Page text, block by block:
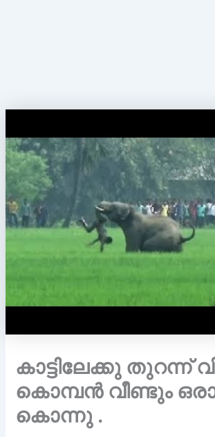
കാട്ടിലേക്കു തുറന്ന്
കൊമ്പൻ വീണ്ടും
കൊന്നു .